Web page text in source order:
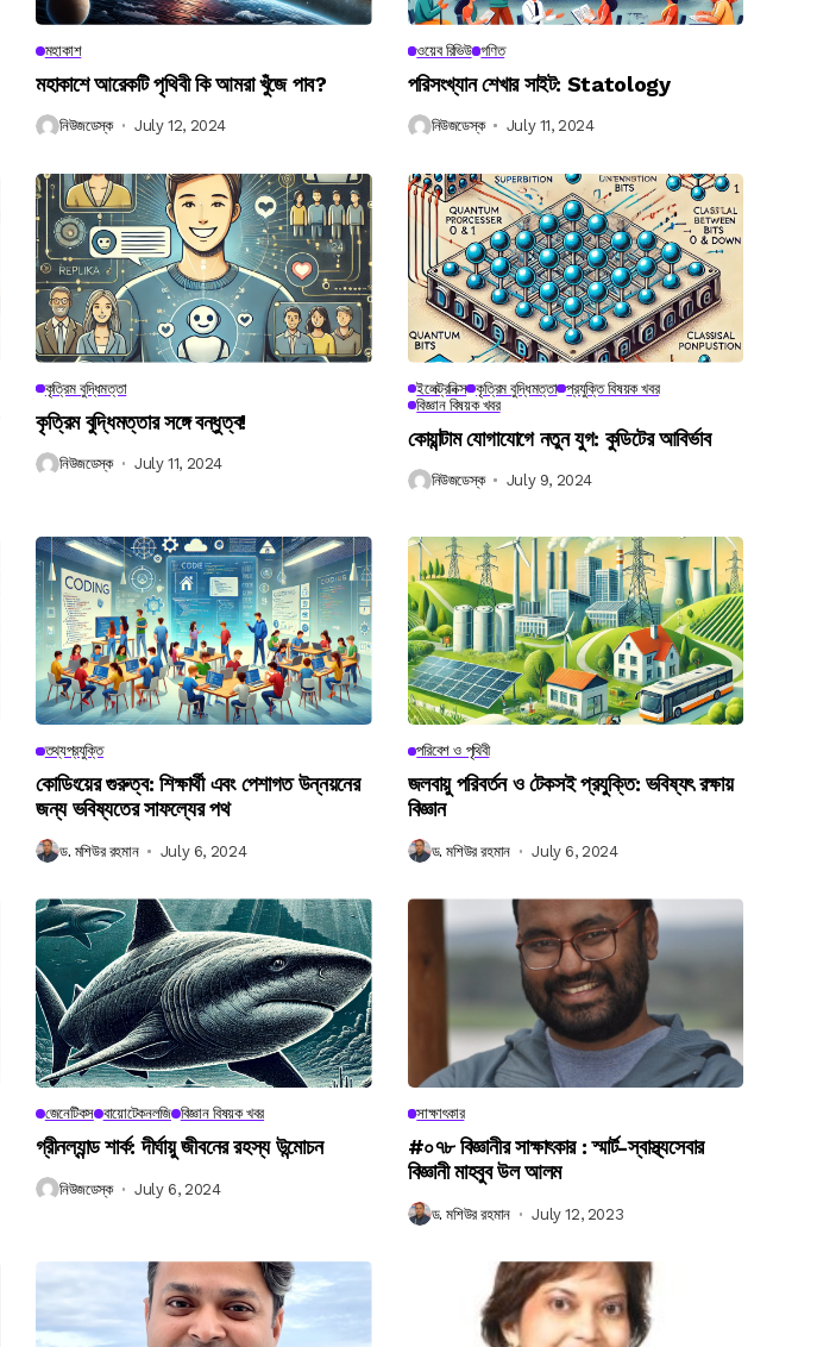
মহাকাশ
মহাকাশে আরেকটি পৃথিবী কি আমরা খুঁজে পাব?
নিউজডেস্ক July 12, 2024
ওয়েব রিভিউ গণিত
পরিসংখ্যান শেখার সাইট: Statology
নিউজডেস্ক July 11, 2024
কৃত্রিম বুদ্ধিমত্তা
কৃত্রিম বুদ্ধিমত্তার সঙ্গে বন্ধুত্ব!
নিউজডেস্ক July 11, 2024
ইলেক্ট্রনিক্স কৃত্রিম বুদ্ধিমত্তা প্রযুক্তি বিষয়ক খবর
বিজ্ঞান বিষয়ক খবর
কোয়ান্টাম যোগাযোগে নতুন যুগ: কুডিটের আবির্ভাব
নিউজডেস্ক July 9, 2024
তথ্যপ্রযুক্তি
কোডিংয়ের গুরুত্ব: শিক্ষার্থী এবং পেশাগত উন্নয়নের
জন্য ভবিষ্যতের সাফল্যের পথ
ড. মশিউর রহমান July 6, 2024
পরিবেশ ও পৃথিবী
জলবায়ু পরিবর্তন ও টেকসই প্রযুক্তি: ভবিষ্যৎ রক্ষায়
বিজ্ঞান
ড. মশিউর রহমান July 6, 2024
জেনেটিকস বায়োটেকনলজি বিজ্ঞান বিষয়ক খবর
গ্রীনল্যান্ড শার্ক: দীর্ঘায়ু জীবনের রহস্য উন্মোচন
নিউজডেস্ক July 6, 2024
সাক্ষাৎকার
#০৭৮ বিজ্ঞানীর সাক্ষাৎকার : স্মার্ট-স্বাস্থ্যসেবার
বিজ্ঞানী মাহবুব উল আলম
ড. মশিউর রহমান July 12, 2023